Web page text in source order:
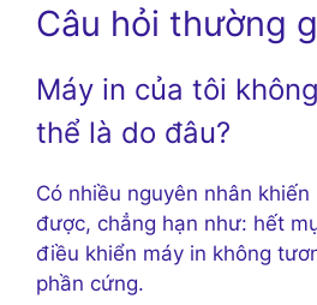
Câu hỏi thường
Máy in của tôi
thể là do đâu?
Có nhiều nguyên nhân
được, chẳng hạn như: hết
điều khiển máy in không
phần cứng.